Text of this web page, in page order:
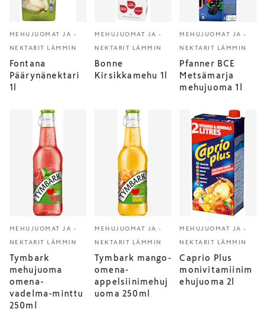
MEHUJUOMAT JA -
NEKTARIT LÄMMIN
Fontana
Päärynänektari
1l
MEHUJUOMAT JA -
NEKTARIT LÄMMIN
Bonne
Kirsikkamehu 1l
MEHUJUOMAT JA -
NEKTARIT LÄMMIN
Pfanner BCE
Metsämarja
mehujuoma 1l
MEHUJUOMAT JA -
NEKTARIT LÄMMIN
Tymbark
mehujuoma
omena-
vadelma-minttu
250ml
MEHUJUOMAT JA -
NEKTARIT LÄMMIN
Tymbark mango-
omena-
appelsiinimehuj
uoma 250ml
MEHUJUOMAT JA -
NEKTARIT LÄMMIN
Caprio Plus
monivitamiinim
ehujuoma 2l